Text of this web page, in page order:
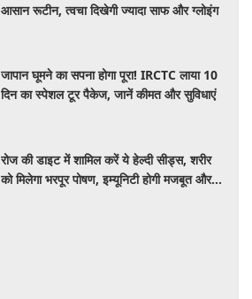
आसान रूटीन, त्वचा दिखेगी ज्यादा साफ और ग्लोइंग
जापान घूमने का सपना होगा पूरा! IRCTC लाया 10
दिन का स्पेशल टूर पैकेज, जानें कीमत और सुविधाएं
रोज की डाइट में शामिल करें ये हेल्दी सीड्स, शरीर
को मिलेगा भरपूर पोषण, इम्यूनिटी होगी मजबूत और